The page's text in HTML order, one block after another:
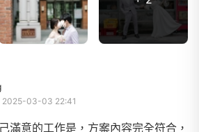
2025-03-03 22:41
滿意的工作是，方案內容完全符合，